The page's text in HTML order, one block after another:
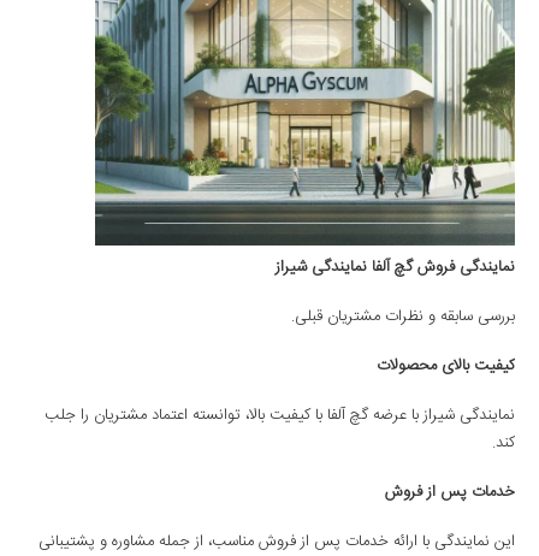
نمایندگی فروش گچ آلفا نمایندگی شیراز
بررسی سابقه و نظرات مشتریان قبلی.
کیفیت بالای محصولات
نمایندگی شیراز با عرضه گچ آلفا با کیفیت بالا، توانسته اعتماد مشتریان را جلب
کند.
خدمات پس از فروش
این نمایندگی با ارائه خدمات پس از فروش مناسب، از جمله مشاوره و پشتیبانی